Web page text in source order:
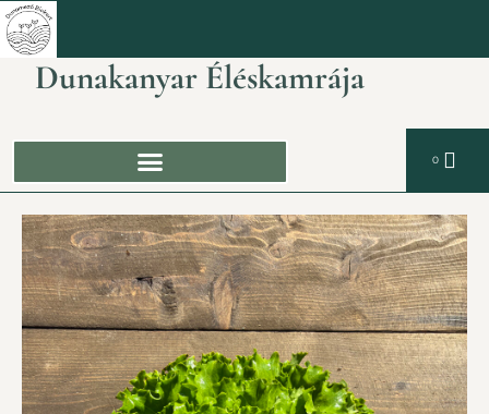
Dunakanyar Éléskamrája
0